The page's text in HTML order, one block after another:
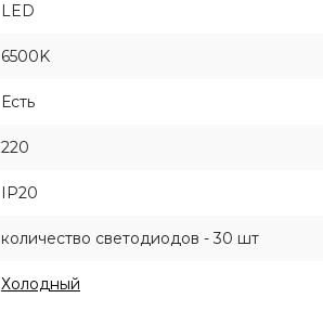
LED
6500K
Есть
220
IP20
количество светодиодов - 30 шт
Холодный